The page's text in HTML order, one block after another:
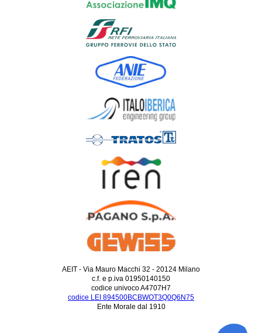
AEIT - Via Mauro Macchi 32 - 20124 Milano
c.f. e p.iva 01950140150
codice univoco A4707H7
codice LEI 894500BCBWOT3Q0Q6N75
Ente Morale dal 1910